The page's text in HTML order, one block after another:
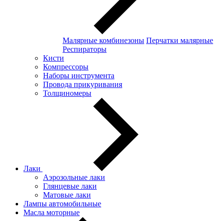
Малярные комбинезоны Перчатки малярные
Респираторы
Кисти
Компрессоры
Наборы инструмента
Провода прикуривания
Толщиномеры
Лаки
Аэрозольные лаки
Глянцевые лаки
Матовые лаки
Лампы автомобильные
Масла моторные